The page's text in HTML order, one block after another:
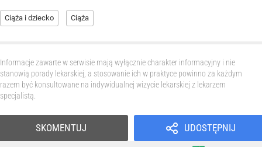
Ciąża i dziecko Ciąża
Informacje zawarte w serwisie mają wyłącznie charakter informacyjny i nie
stanowią porady lekarskiej, a stosowanie ich w praktyce powinno za każdym
razem być konsultowane na indywidualnej wizycie lekarskiej z lekarzem
specjalistą.
UDOSTĘPNIJ
SKOMENTUJ